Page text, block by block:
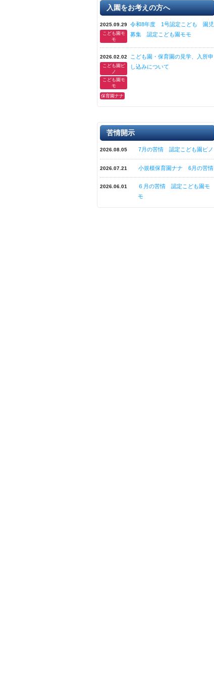
入園をお考えの方へ
2025.09.29
こども園モ
モ
令和8年度 1号認定こども 園児
募集 認定こども園モモ
2026.02.02
こども園ピ
ノ
こども園モ
モ
保育園ナナ
こども園・保育園の見学、入所申
し込みについて
苦情開示
2026.08.05 7月の苦情 認定こども園ピノ
2026.07.21 小規模保育園ナナ 6月の苦情
2026.06.01
６月の苦情 認定こども園モ
モ